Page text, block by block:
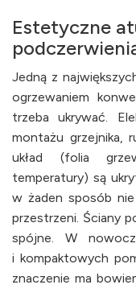
Estetyczne
Jedną z
ogrzewaniem
trzeba ukrywać.
montażu grzejnika,
układ (folia
temperatury) są
w żaden sposób
przestrzeni. Ściany
spójne. W
i kompaktowych
znaczenie ma